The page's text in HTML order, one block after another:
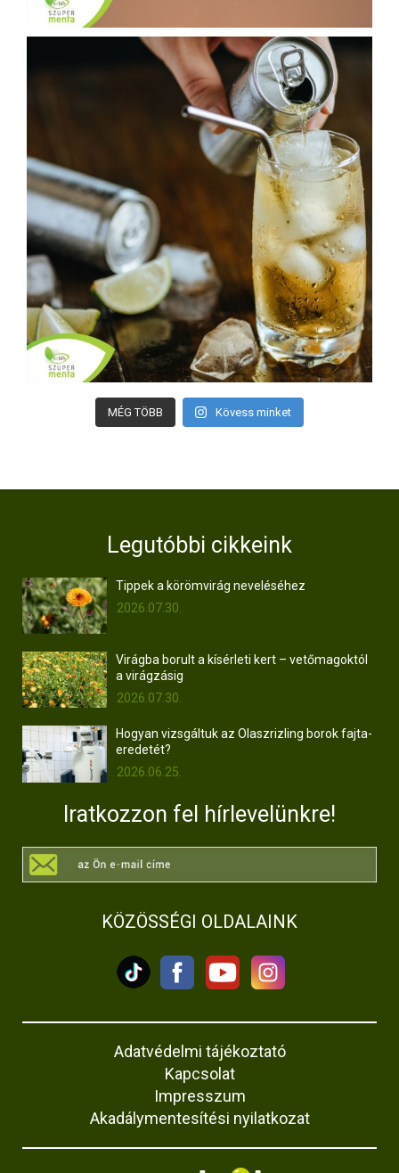
MÉG TÖBB Kövess minket
Legutóbbi cikkeink
Tippek a körömvirág neveléséhez
2026.07.30.
Virágba borult a kísérleti kert – vetőmagoktól
a virágzásig
2026.07.30.
Hogyan vizsgáltuk az Olaszrizling borok fajta-
eredetét?
2026.06.25.
Iratkozzon fel hírlevelünkre!
KÖZÖSSÉGI OLDALAINK
Adatvédelmi tájékoztató
Kapcsolat
Impresszum
Akadálymentesítési nyilatkozat